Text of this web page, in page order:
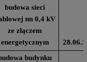
budowa sieci
nn 0,4 kV
ze złączem
energetycznym
budynku